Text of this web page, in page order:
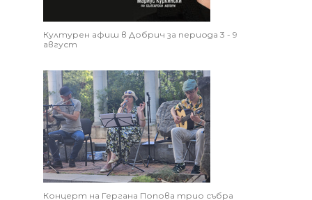
Културен афиш в Добрич за периода 3 - 9
август
Концерт на Гергана Попова трио събра